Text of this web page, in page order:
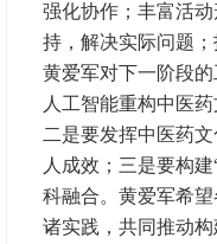
强化协作；丰富活
持，解决实际问题；
黄爱军对下一阶段
人工智能重构中医
二是要发挥中医药
人成效；三是要构
科融合。黄爱军希
诸实践，共同推动